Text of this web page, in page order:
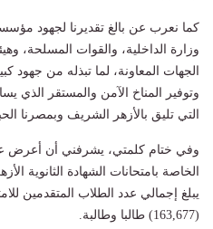
كما نعرب عن بالغ تقديرنا لجهود
وزارة الداخلية، والقوات المسلحة،
الجهات المعاونة، لما تبذله من جهود
وتوفير المناخ الآمن والمستقر الذي
التي تليق بالأزهر الشريف وبمصرنا
وفي ختام كلمتي، يشرفني أن أعرض
الخاصة بامتحانات الشهادة الثانوية
يبلغ إجمالي عدد الطلاب المتقدمين
(163,677) طالبا وطالبة.